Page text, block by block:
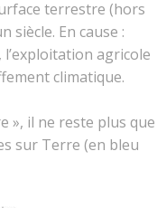
terrestre (hors
siècle. En cause :
agricole
climatique.
», il ne reste plus que
sur Terre (en bleu